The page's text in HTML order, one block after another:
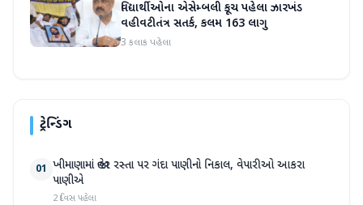
વિદ્યાર્થીઓના એસેમ્બલી કૂચ પહેલા ઝારખંડ
વહીવટીતંત્ર સતર્ક, કલમ 163 લાગુ
3 કલાક પહેલા
ટ્રેન્ડિંગ
01 ખીમાણામાં જાહેર રસ્તા પર ગંદા પાણીનો નિકાલ, વેપારીઓ આકરા
પાણીએ
2 દિવસ પહેલા